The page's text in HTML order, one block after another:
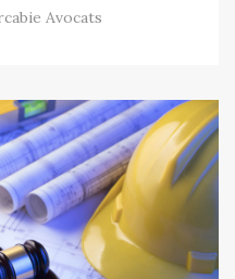
Avocats